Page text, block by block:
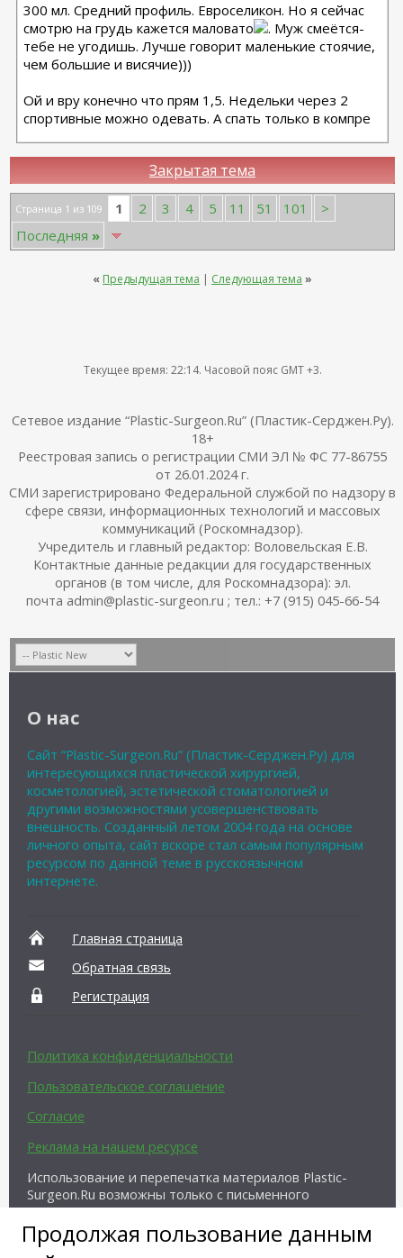
Продолжая пользование данным
300 мл. Средний профиль. Евроселикон. Но я сейчас
смотрю на грудь кажется маловато
. Муж смеётся-
тебе не угодишь. Лучше говорит маленькие стоячие,
чем большие и висячие)))
Ой и вру конечно что прям 1,5. Недельки через 2
спортивные можно одевать. А спать только в компре
Закрытая тема
Страница 1 из 109 1 2 3 4 5 11 51 101
>
Последняя »
« Предыдущая тема | Следующая тема »
Текущее время: 22:14. Часовой пояс GMT +3.
Сетевое издание “Plastic-Surgeon.Ru” (Пластик-Серджен.Ру).
18+
Реестровая запись о регистрации СМИ ЭЛ № ФС 77-86755
от 26.01.2024 г.
СМИ зарегистрировано Федеральной службой по надзору в
сфере связи, информационных технологий и массовых
коммуникаций (Роскомнадзор).
Учредитель и главный редактор: Воловельская Е.В.
Контактные данные редакции для государственных
органов (в том числе, для Роскомнадзора): эл.
почта admin@plastic-surgeon.ru ; тел.: +7 (915) 045-66-54
О нас
Сайт “Plastic-Surgeon.Ru” (Пластик-Серджен.Ру) для
интересующихся пластической хирургией,
косметологией, эстетической стоматологией и
другими возможностями усовершенствовать
внешность. Созданный летом 2004 года на основе
личного опыта, сайт вскоре стал самым популярным
ресурсом по данной теме в русскоязычном
интернете.
Главная страница
Обратная связь
Регистрация
Политика конфиденциальности
Пользовательское соглашение
Согласие
Реклама на нашем ресурсе
Использование и перепечатка материалов Plastic-
Surgeon.Ru возможны только с письменного
разрешения администрации и при наличии
активной ссылки на источник.